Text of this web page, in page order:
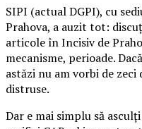
SIPI (actual DGPI), cu
Prahova, a auzit tot:
articole în Incisiv de
mecanisme, perioade.
astăzi nu am vorbi de
distruse.
Dar e mai simplu să